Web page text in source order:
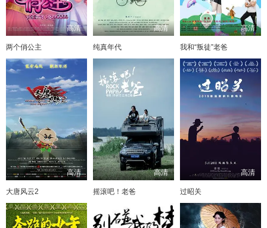
高清
两个俏公主
高清
纯真年代
高清
我和“叛徒”老爸
高清
大唐风云2
高清
摇滚吧！老爸
高清
过昭关